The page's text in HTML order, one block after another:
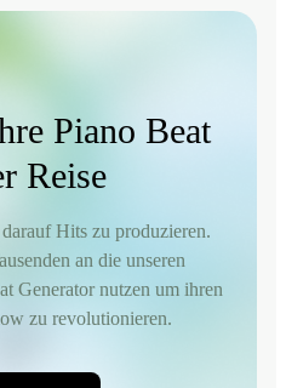
Piano Beat
Reise
Hits zu produzieren.
an die unseren
Generator nutzen um ihren
zu revolutionieren.